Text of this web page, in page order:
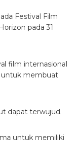
Festival Film
pada 31
film internasional
untuk membuat
dapat terwujud.
untuk memiliki